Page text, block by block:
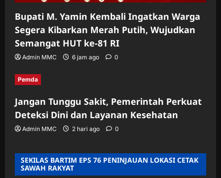
Bupati M. Yamin Kembali Ingatkan Warga
Segera Kibarkan Merah Putih, Wujudkan
Semangat HUT ke-81 RI
Admin MMC 6 jam ago 0
Pemda
Jangan Tunggu Sakit, Pemerintah Perkuat
Deteksi Dini dan Layanan Kesehatan
Admin MMC 2 hari ago 0
SEKILAS BARTIM EPS 76 PENINJAUAN LOKASI CETAK
SAWAH RAKYAT